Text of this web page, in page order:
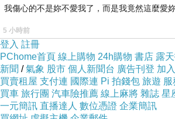
管區派出所備個案…承辦警員說
電話號碼已經是第三次報案了
是留下一句話”不要理它”
在返家的路途上不禁想到：政
的經費來做反詐騙的工作，成效
然猖獗，基層工作人員也只能用
我傷心的不是妳不愛我了，而是我竟然這麼愛妳
5 小時前
登入 註冊
PChome首頁 線上購物 24h購物 書店 露
新聞 /氣象 股市 個人新聞台 廣告刊登 加
買賣租屋 支付連 國際連 Pi 拍錢包 旅遊
買車 旅行團 汽車險推薦 線上麻將 雜誌 星
一元簡訊 直播達人 數位憑證 企業簡訊